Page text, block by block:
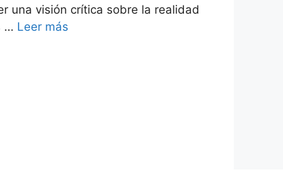
una visión crítica sobre la realidad
… Leer más